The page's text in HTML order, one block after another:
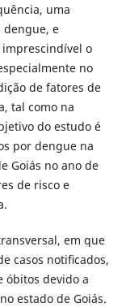
uma
dengue, e
imprescindível o
no
de fatores de
tal como na
do estudo é
por dengue na
Goiás no ano de
de risco e
em que
casos notiﬁcados,
óbitos devido a
estado de Goiás.